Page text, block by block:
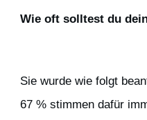
Wie oft solltest du
Sie wurde wie folgt
67 % stimmen dafür